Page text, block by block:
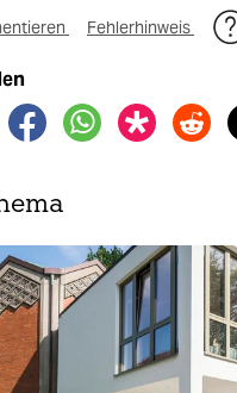
Fehlerhinweis